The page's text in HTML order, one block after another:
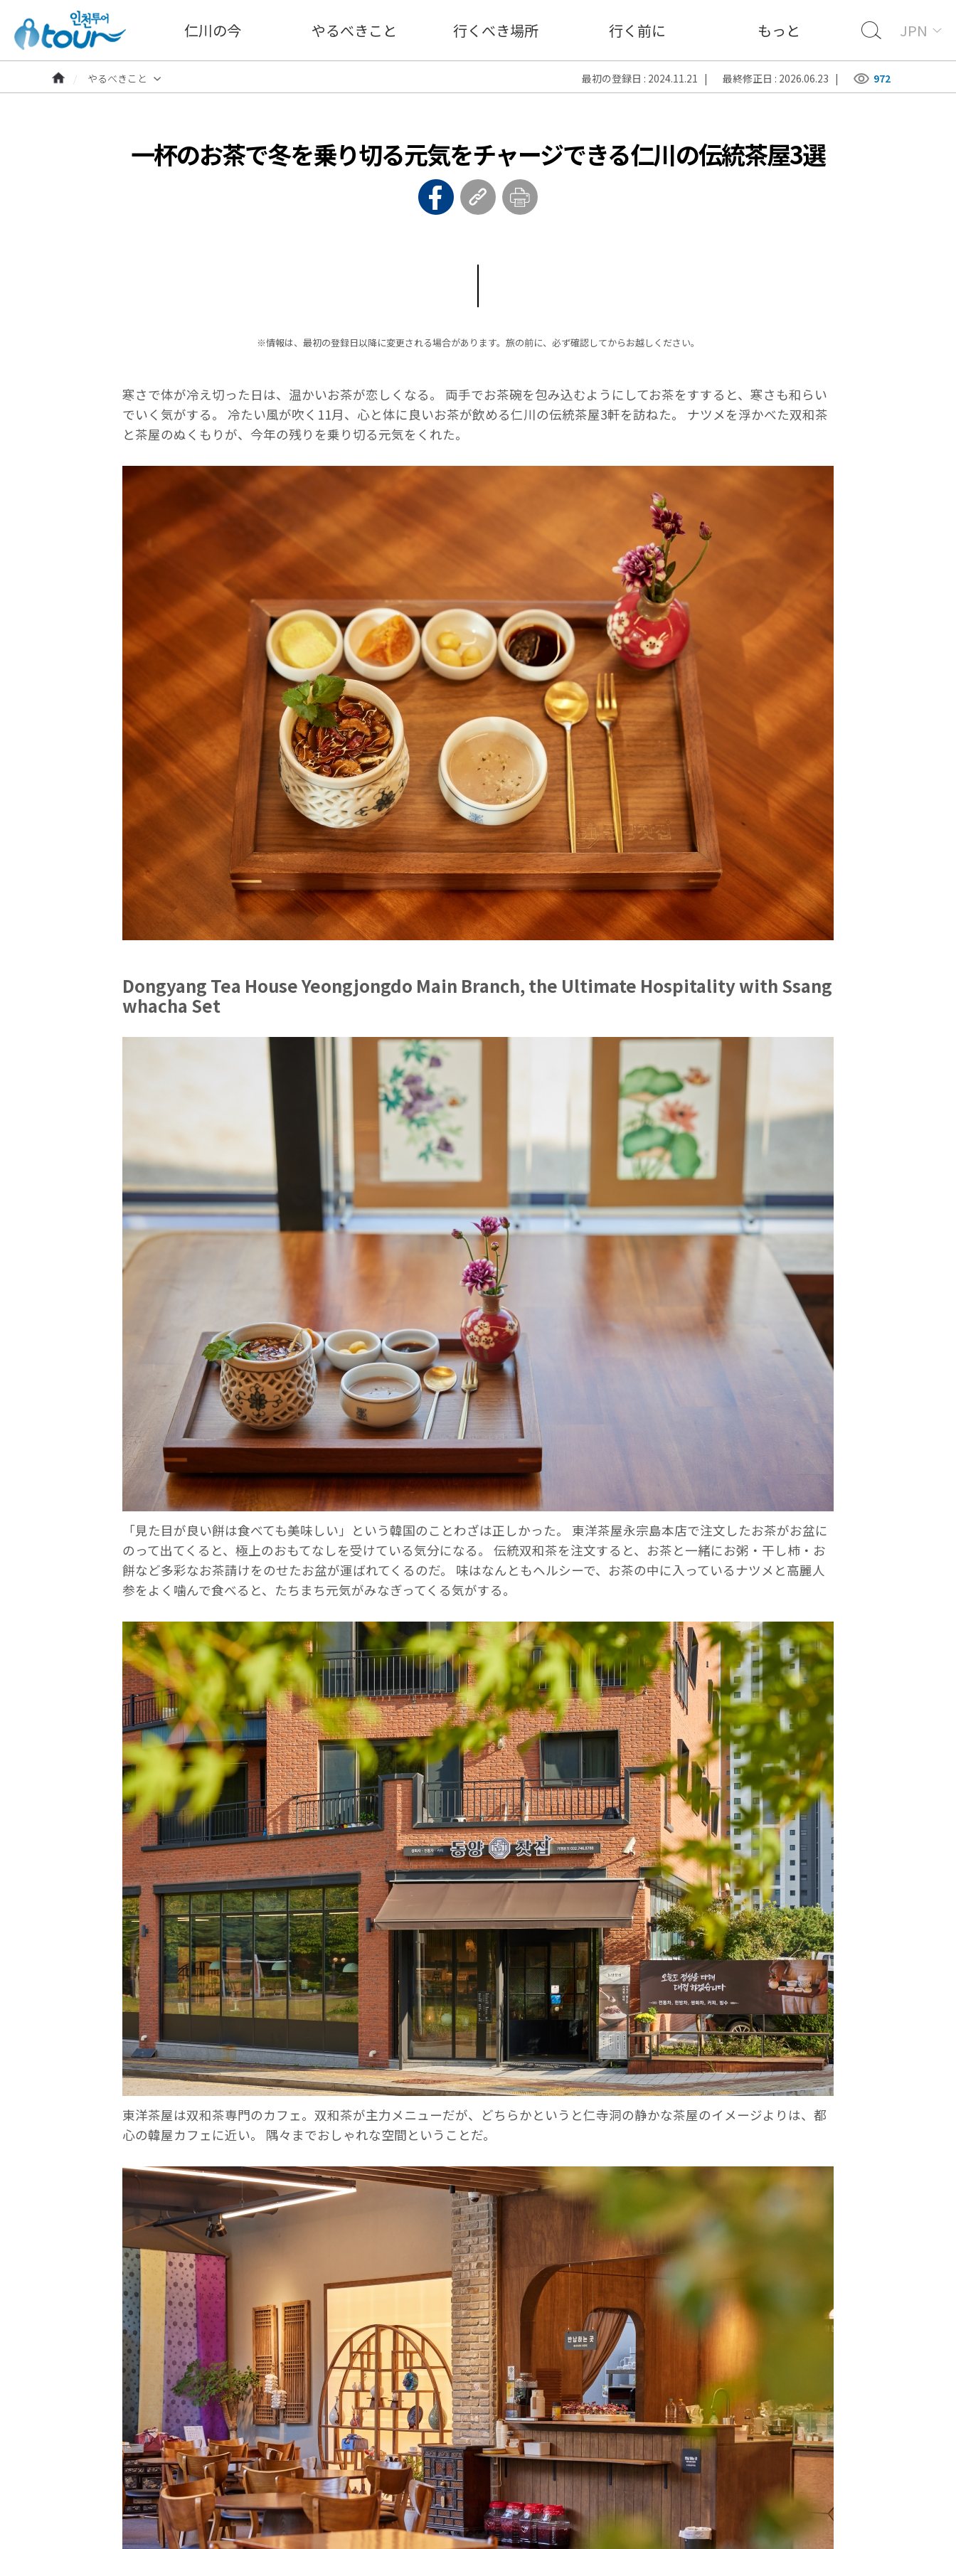
仁川の今 やるべきこと 行くべき場所 行く前に もっと JPN
やるべきこと 最初の登録日 : 2024.11.21 | 最終修正日 : 2026.06.23 | 972
一杯のお茶で冬を乗り切る元気をチャージできる仁川の伝統茶屋3選
※情報は、最初の登録日以降に変更される場合があります。旅の前に、必ず確認してからお越しください。
寒さで体が冷え切った日は、温かいお茶が恋しくなる。 両手でお茶碗を包み込むようにしてお茶をすすると、寒さも和らい
でいく気がする。 冷たい風が吹く11月、心と体に良いお茶が飲める仁川の伝統茶屋3軒を訪ねた。 ナツメを浮かべた双和茶
と茶屋のぬくもりが、今年の残りを乗り切る元気をくれた。
Dongyang Tea House Yeongjongdo Main Branch, the Ultimate Hospitality with Ssang
whacha Set
「見た目が良い餅は食べても美味しい」という韓国のことわざは正しかった。 東洋茶屋永宗島本店で注文したお茶がお盆に
のって出てくると、極上のおもてなしを受けている気分になる。 伝統双和茶を注文すると、お茶と一緒にお粥・干し柿・お
餅など多彩なお茶請けをのせたお盆が運ばれてくるのだ。 味はなんともヘルシーで、お茶の中に入っているナツメと高麗人
参をよく噛んで食べると、たちまち元気がみなぎってくる気がする。
東洋茶屋は双和茶専門のカフェ。双和茶が主力メニューだが、どちらかというと仁寺洞の静かな茶屋のイメージよりは、都
心の韓屋カフェに近い。 隅々までおしゃれな空間ということだ。